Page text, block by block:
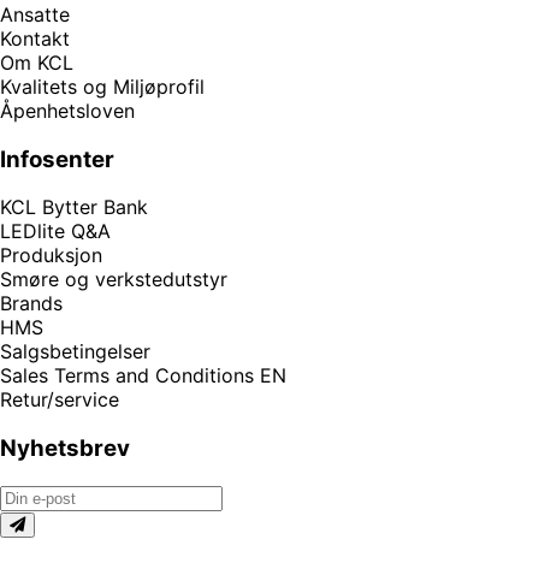
Ansatte
Kontakt
Om KCL
Kvalitets og Miljøprofil
Åpenhetsloven
Infosenter
KCL Bytter Bank
LEDlite Q&A
Produksjon
Smøre og verkstedutstyr
Brands
HMS
Salgsbetingelser
Sales Terms and Conditions EN
Retur/service
Nyhetsbrev